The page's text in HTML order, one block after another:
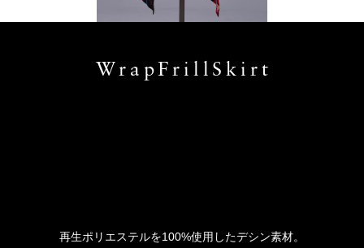
WrapFrillSkirt
再生ポリエステルを100%使用したデシン素材。